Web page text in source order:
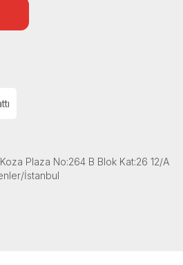
Plaza No:264 B Blok Kat:26 12/A
İstanbul